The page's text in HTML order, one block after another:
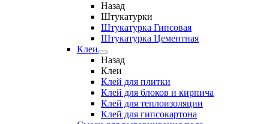
Назад
Штукатурки
Штукатурка Гипсовая
Штукатурка Цементная
Клеи
Назад
Клеи
Клей для плитки
Клей для блоков и кирпича
Клей для теплоизоляции
Клей для гипсокартона